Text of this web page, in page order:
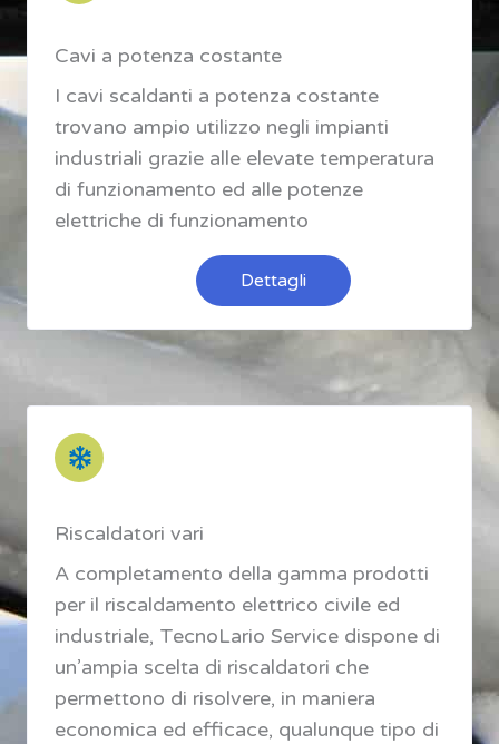
Cavi a potenza costante
I cavi scaldanti a potenza costante
trovano ampio utilizzo negli impianti
industriali grazie alle elevate temperatura
di funzionamento ed alle potenze
elettriche di funzionamento
Dettagli
Riscaldatori vari
A completamento della gamma prodotti
per il riscaldamento elettrico civile ed
industriale, TecnoLario Service dispone di
un’ampia scelta di riscaldatori che
permettono di risolvere, in maniera
economica ed efficace, qualunque tipo di